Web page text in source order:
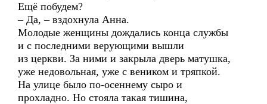
Ещё побудем?
– Да, – вздохнула Анна.
Молодые женщины дождались конца службы
и с последними верующими вышли
из церкви. За ними и закрыла дверь матушка,
уже недовольная, уже с веником и тряпкой.
На улице было по-осеннему сыро и
прохладно. Но стояла такая тишина,